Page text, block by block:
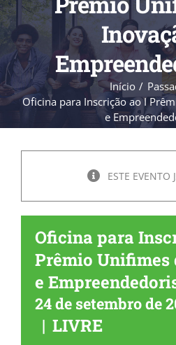
Início
Oficina para Inscrição ao I
e
ESTE EVENTO
Oficina para
Prêmio Unifimes
e
24 de setembro de
| LIVRE